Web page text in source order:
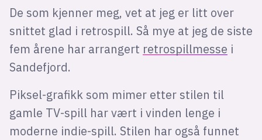
De som kjenner meg, vet at jeg er litt over
snittet glad i retrospill. Så mye at jeg de siste
fem årene har arrangert retrospillmesse i
Sandefjord.
Piksel-grafikk som mimer etter stilen til
gamle TV-spill har vært i vinden lenge i
moderne indie-spill. Stilen har også funnet